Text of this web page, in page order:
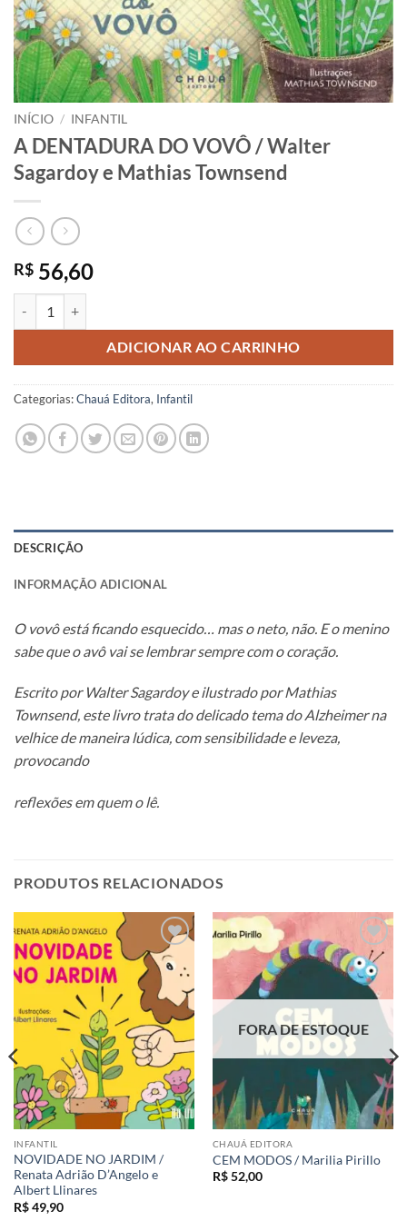
INÍCIO / INFANTIL
A DENTADURA DO VOVÔ / Walter
Sagardoy e Mathias Townsend
R$ 56,60
ADICIONAR AO CARRINHO
Categorias:Chauá Editora, Infantil
DESCRIÇÃO
INFORMAÇÃO ADICIONAL
O vovô está ficando esquecido… mas o neto, não. E o menino
sabe que o avô vai se lembrar sempre com o coração.
Escrito por Walter Sagardoy e ilustrado por Mathias
Townsend, este livro trata do delicado tema do Alzheimer na
velhicede maneira lúdica, com sensibilidade e leveza,
provocando
reflexões em quem o lê.
PRODUTOS RELACIONADOS
Adicionar
aos meus
INFANTIL
NOVIDADE NO JARDIM /
Renata Adrião D’Angelo e
Albert Llinares
R$49,90
Adicionar
aos meus
desejos
FORA DE ESTOQUE
CHAUÁ EDITORA
CEM MODOS / Marilia Pirillo
R$52,00